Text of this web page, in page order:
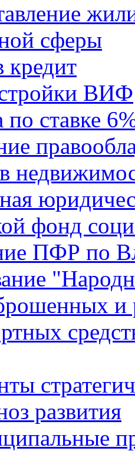
сферы
ВИФ
по ставке
фонд
ПФР по
и
развития